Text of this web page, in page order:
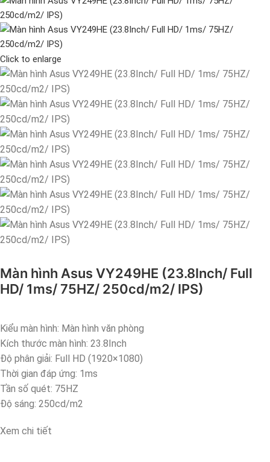
Click to enlarge
Màn hình Asus VY249HE (23.8Inch/ Full
HD/ 1ms/ 75HZ/ 250cd/m2/ IPS)
Kiểu màn hình: Màn hình văn phòng
Kích thước màn hình: 23.8Inch
Độ phân giải: Full HD (1920×1080)
Thời gian đáp ứng: 1ms
Tần số quét: 75HZ
Độ sáng: 250cd/m2
Xem chi tiết